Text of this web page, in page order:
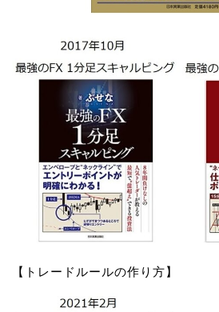
【トレードルールの作り方】